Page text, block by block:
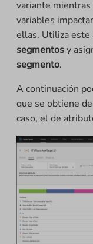
variante mientras
variables
ellas. Utiliza este
segmentosy
segmento.
A continuación
que se obtiene
caso, el de